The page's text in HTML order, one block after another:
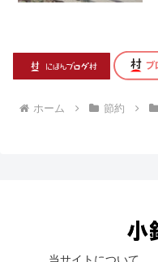
ホーム 節約
当サイトについて